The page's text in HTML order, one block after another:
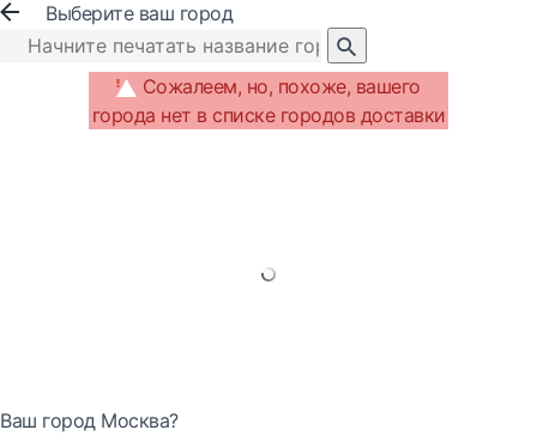
Выберите ваш город
Сожалеем, но, похоже, вашего
города нет в списке городов доставки
Ваш город Москва?